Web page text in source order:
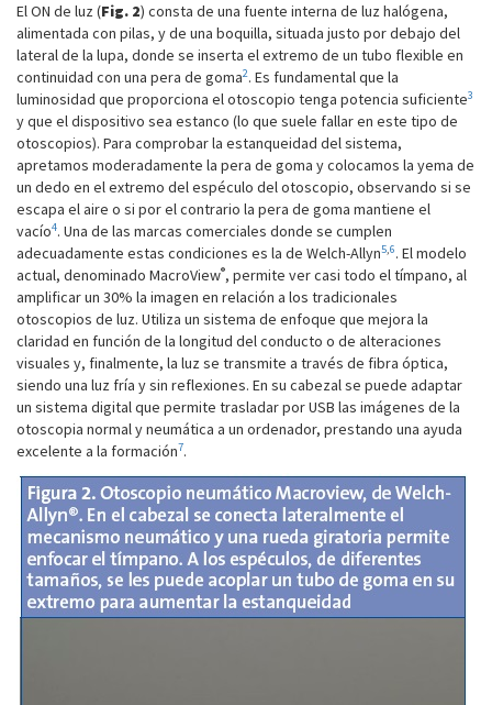
El ON de luz (Fig. 2) consta de una fuente interna de luz halógena,
alimentada con pilas, y de una boquilla, situada justo por debajo del
lateral de la lupa, donde se inserta el extremo de un tubo flexible en
continuidad con una pera de goma2. Es fundamental que la
luminosidad que proporciona el otoscopio tenga potencia suficiente3
y que el dispositivo sea estanco (lo que suele fallar en este tipo de
otoscopios). Para comprobar la estanqueidad del sistema,
apretamos moderadamente la pera de goma y colocamos la yema de
un dedo en el extremo del espéculo del otoscopio, observando si se
escapa el aire o si por el contrario la pera de goma mantiene el
vacío4. Una de las marcas comerciales donde se cumplen
adecuadamente estas condiciones es la de Welch-Allyn5,6. El modelo
actual, denominado MacroView®, permite ver casi todo el tímpano, al
amplificar un 30% la imagen en relación a los tradicionales
otoscopios de luz. Utiliza un sistema de enfoque que mejora la
claridad en función de la longitud del conducto o de alteraciones
visuales y, finalmente, la luz se transmite a través de fibra óptica,
siendo una luz fría y sin reflexiones. En su cabezal se puede adaptar
un sistema digital que permite trasladar por USB las imágenes de la
otoscopia normal y neumática a un ordenador, prestando una ayuda
excelente a la formación7.